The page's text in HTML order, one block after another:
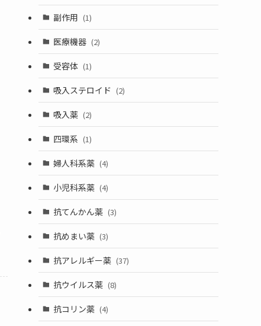
副作用 (1)
医療機器 (2)
受容体 (1)
吸入ステロイド (2)
吸入薬 (2)
四環系 (1)
婦人科系薬 (4)
小児科系薬 (4)
抗てんかん薬 (3)
抗めまい薬 (3)
抗アレルギー薬 (37)
抗ウイルス薬 (8)
抗コリン薬 (4)